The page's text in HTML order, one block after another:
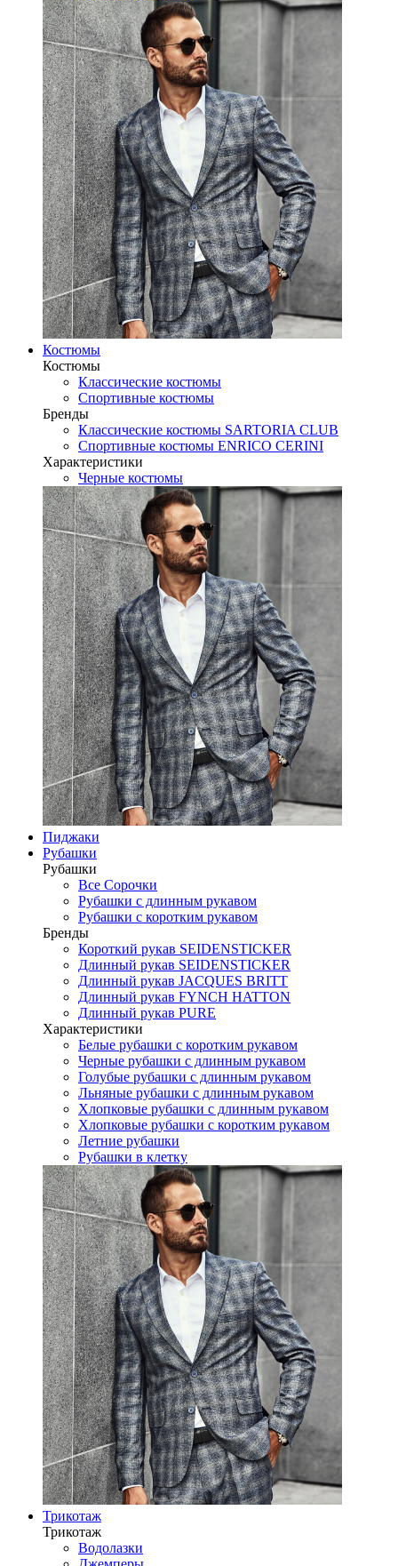
Костюмы
Костюмы
Классические костюмы
Спортивные костюмы
Бренды
Классические костюмы SARTORIA CLUB
Спортивные костюмы ENRICO CERINI
Характеристики
Черные костюмы
Пиджаки
Рубашки
Рубашки
Все Сорочки
Рубашки с длинным рукавом
Рубашки с коротким рукавом
Бренды
Короткий рукав SEIDENSTICKER
Длинный рукав SEIDENSTICKER
Длинный рукав JAСQUES BRITT
Длинный рукав FYNCH HATTON
Длинный рукав PURE
Характеристики
Белые рубашки с коротким рукавом
Черные рубашки с длинным рукавом
Голубые рубашки с длинным рукавом
Льняные рубашки с длинным рукавом
Хлопковые рубашки с длинным рукавом
Хлопковые рубашки с коротким рукавом
Летние рубашки
Рубашки в клетку
Трикотаж
Трикотаж
Водолазки